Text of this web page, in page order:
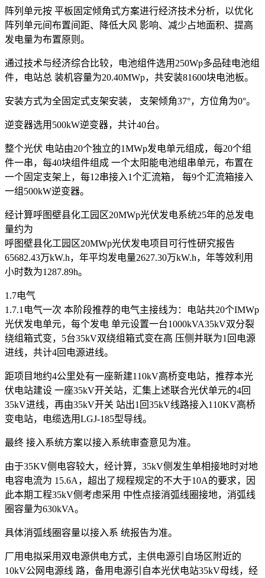
阵列单元按 平板固定倾角式方案进行经济技术分析，以优化
阵列单元间布置间距、降低大风 影响、减少占地面积、提高
发电量为布置原则。
通过技术与经济综合比较，电池组件选用250Wp多品硅电池组
件，电站总 装机容量为20.40MWp，共安装81600块电池板。
安装方式为全固定式支架安装， 支架倾角37°，方位角为0°。
逆变器选用500kW逆变器，共计40台。
整个光伏 电站由20个独立的1MWp发电单元组成，每20个组
件一串，每40块组件组成 一个太阳能电池组串单元，布置在
一个固定支架上，每12串接入1个汇流箱， 每9个汇流箱接入
一组500kW逆变器。
经计算呼图壁县化工园区20MWp光伏发电系统25年的总发电
量约为
呼图壁县化工园区20MWp光伏发电项目可行性研究报告
65682.43万kW.h，年平均发电量2627.30万kW.h，年等效利用
小时数为1287.89h。
1.7电气
1.7.1电气一次 本阶段推荐的电气主接线为：电站共20个IMWp
光伏发电单元，每个发电 单元设置一台1000kVA35kV双分裂
绕组箱式变，5台35kV双绕组箱式变在高 压侧并联为1回电源
进线，共计4回电源进线。
距项目地约4公里处有一座新建110kV高桥变电站，推荐本光
伏电站建设 一座35kV开关站，汇集上述联合光伏单元的4回
35kV进线，再由35kV开关 站出1回35kV线路接入110KV高桥
变电站，电缆选用LGJ-185型导线。
最终 接入系统方案以接入系统审查意见为准。
由于35KV侧电容较大，经计算，35kV侧发生单相接地时对地
电容电流为 15.6A，超出了规程规定的不大于10A的要求，因
此本期工程35kV侧考虑采用 中性点接消弧线圈接地，消弧线
圈容量为630kVA。
具体消弧线圈容量以接入系 统报告为准。
厂用电拟采用双电源供电方式，主供电源引自场区附近的
10kV公网电源线 路，备用电源引自本光伏电站35kV母线，经